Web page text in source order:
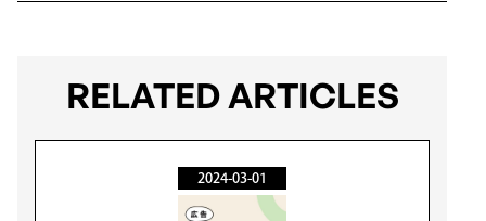
RELATED ARTICLES
2024-03-01